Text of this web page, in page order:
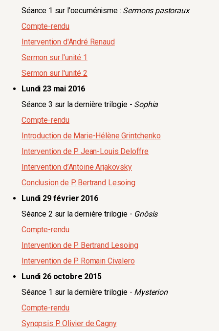
Séance 1 sur l'oecuménisme : Sermons pastoraux
Compte-rendu
Intervention d'André Renaud
Sermon sur l'unité 1
Sermon sur l'unité 2
Lundi 23 mai 2016
Séance 3 sur la dernière trilogie - Sophia
Compte-rendu
Introduction de Marie-Hélène Grintchenko
Intervention de P. Jean-Louis Deloffre
Intervention d’Antoine Arjakovsky
Conclusion de P. Bertrand Lesoing
Lundi 29 février 2016
Séance 2 sur la dernière trilogie - Gnôsis
Compte-rendu
Intervention de P. Bertrand Lesoing
Intervention de P. Romain Civalero
Lundi 26 octobre 2015
Séance 1 sur la dernière trilogie - Mysterion
Compte-rendu
Synopsis P. Olivier de Cagny